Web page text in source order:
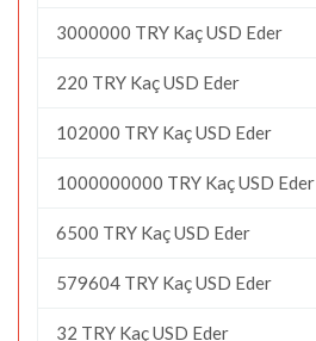
3000000 TRY Kaç USD Eder
220 TRY Kaç USD Eder
102000 TRY Kaç USD Eder
1000000000 TRY Kaç USD Eder
6500 TRY Kaç USD Eder
579604 TRY Kaç USD Eder
32 TRY Kaç USD Eder